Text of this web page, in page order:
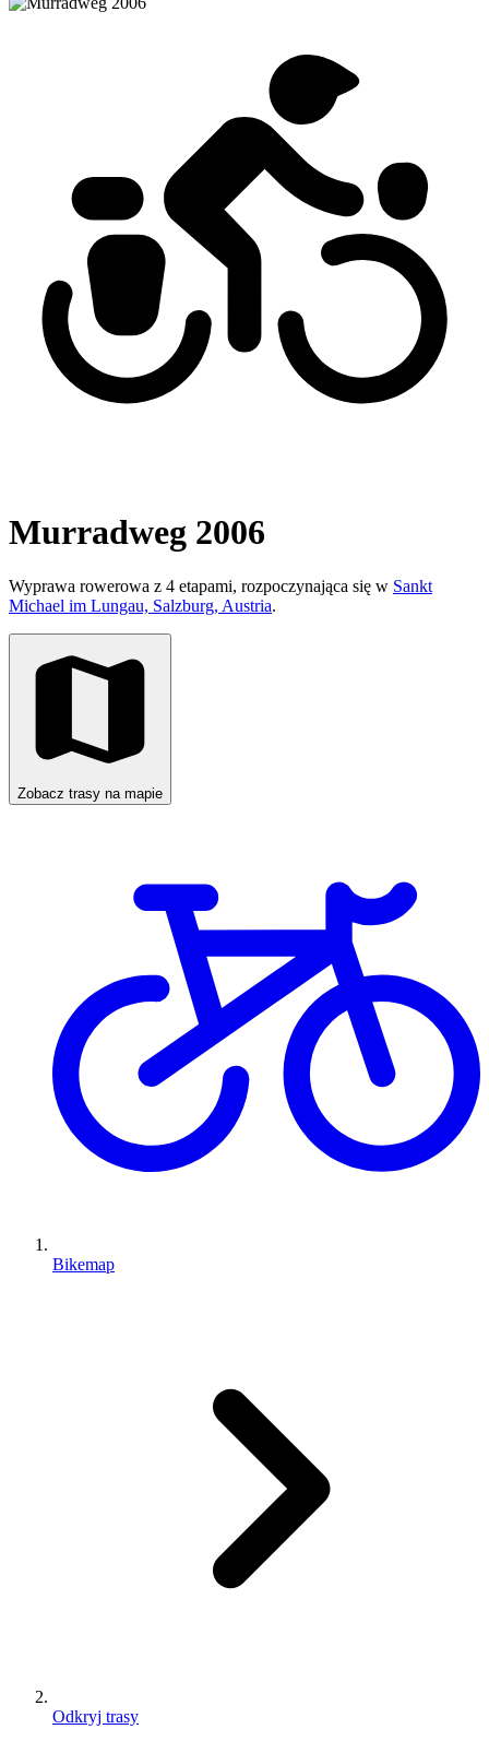
Murradweg 2006
Wyprawa rowerowa z 4 etapami, rozpoczynająca się w Sankt
Michael im Lungau, Salzburg, Austria.
Zobacz trasy na mapie
Bikemap
Odkryj trasy